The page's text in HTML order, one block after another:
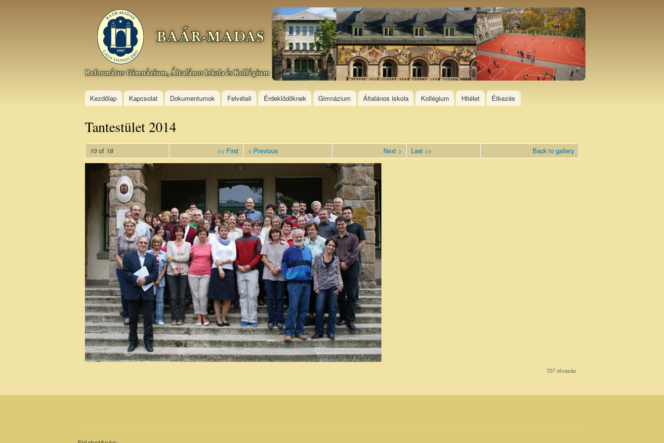
Skip to
main
content
Baár–
Madas
Református
Gimnázium,
Általános
Kollégium
Kezdőlap Kapcsolat Dokumentumok Felvételi Érdeklődőknek Gimnázium Általános iskola Kollégium Hitélet Étkezés
Tantestület 2014
10 of 18 << First < Previous Next > Last >> Back to gallery
tan_2014.jpg
707 olvasás